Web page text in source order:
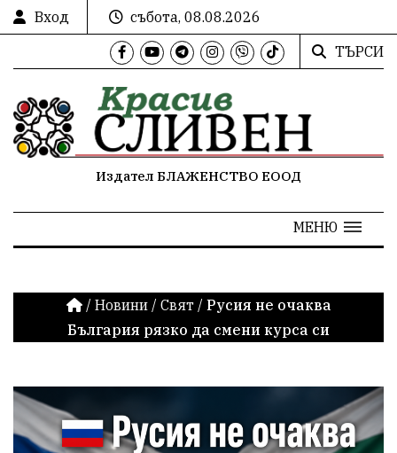
Вход
събота, 08.08.2026
ТЪРСИ
Издател БЛАЖЕНСТВО ЕООД
МЕНЮ
/ Новини / Свят / Русия не очаква
България рязко да смени курса си